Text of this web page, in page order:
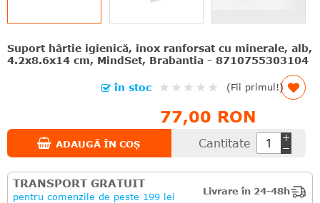
Suport hârtie igienică, inox ranforsat cu minerale, alb,
4.2x8.6x14 cm, MindSet, Brabantia - 8710755303104
Rating:
(Fii primul!)
în stoc
77,00 RON
Cantitate
ADAUGĂ ÎN COȘ
TRANSPORT GRATUIT
pentru comenzile de peste 199 lei
Livrare în 24-48h